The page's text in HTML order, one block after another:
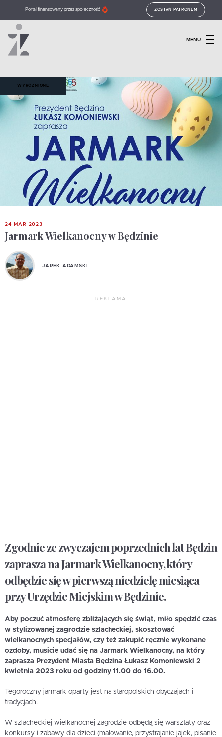
Portal finansowany przez społeczność ZOSTAŃ PATRONEM
MENU
WYRÓŻNIONE
24 MAR 2023
Jarmark Wielkanocny w Będzinie
JAREK ADAMSKI
REKLAMA
Zgodnie ze zwyczajem poprzednich lat Będzin
zaprasza na Jarmark Wielkanocny, który
odbędzie się w pierwszą niedzielę miesiąca
przy Urzędzie Miejskim w Będzinie.
Aby poczuć atmosferę zbliżających się świąt, miło spędzić czas
w stylizowanej zagrodzie szlacheckiej, skosztować
wielkanocnych specjałów, czy też zakupić ręcznie wykonane
ozdoby, musicie udać się na Jarmark Wielkanocny, na który
zaprasza Prezydent Miasta Będzina Łukasz Komoniewski 2
kwietnia 2023 roku od godziny 11.00 do 16.00.
Tegoroczny jarmark oparty jest na staropolskich obyczajach i
tradycjach.
W szlacheckiej wielkanocnej zagrodzie odbędą się warsztaty oraz
konkursy i zabawy dla dzieci (malowanie, przystrajanie jajek, pisanie